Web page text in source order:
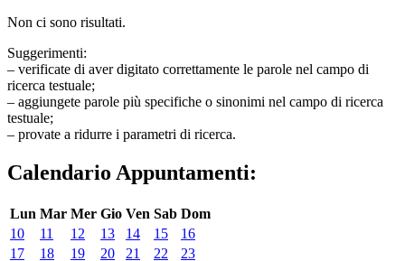
Non ci sono risultati.
Suggerimenti:
– verificate di aver digitato correttamente le parole nel campo di
ricerca testuale;
– aggiungete parole più specifiche o sinonimi nel campo di ricerca
testuale;
– provate a ridurre i parametri di ricerca.
Calendario Appuntamenti:
Lun Mar Mer Gio Ven Sab Dom
10
11 12 13 14 15
16
17
18 19 20 21 22
23